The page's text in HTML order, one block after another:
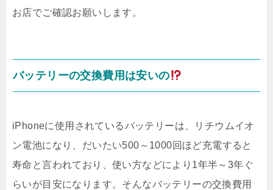
お店でご確認お願いします。
バッテリーの交換費用は安いの
iPhoneに使用されているバッテリーは、リチウムイオ
ン電池になり、だいたい500～1000回ほど充電すると
寿命と言われており、使い方などにより1年半～3年ぐ
らいが目安になります。そんなバッテリーの交換費用